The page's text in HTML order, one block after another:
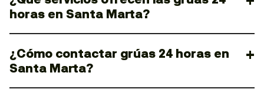
horas en Santa Marta?
¿Cómo contactar grúas 24 horas en
Santa Marta?